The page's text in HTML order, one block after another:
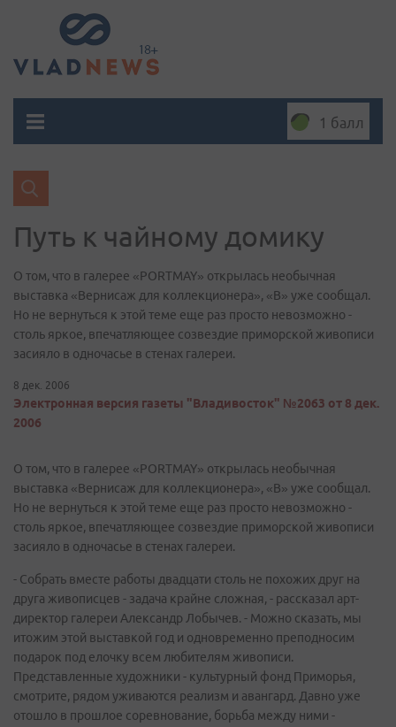
1 балл
Путь к чайному домику
О том, что в галерее «PORTMAY» открылась необычная
выставка «Вернисаж для коллекционера», «В» уже сообщал.
Но не вернуться к этой теме еще раз просто невозможно -
столь яркое, впечатляющее созвездие приморской живописи
засияло в одночасье в стенах галереи.
8 дек. 2006
Электронная версия газеты "Владивосток" №2063 от 8 дек.
2006
О том, что в галерее «PORTMAY» открылась необычная
выставка «Вернисаж для коллекционера», «В» уже сообщал.
Но не вернуться к этой теме еще раз просто невозможно -
столь яркое, впечатляющее созвездие приморской живописи
засияло в одночасье в стенах галереи.
- Собрать вместе работы двадцати столь не похожих друг на
друга живописцев - задача крайне сложная, - рассказал арт-
директор галереи Александр Лобычев. - Можно сказать, мы
итожим этой выставкой год и одновременно преподносим
подарок под елочку всем любителям живописи.
Представленные художники - культурный фонд Приморья,
смотрите, рядом уживаются реализм и авангард. Давно уже
отошло в прошлое соревнование, борьба между ними -